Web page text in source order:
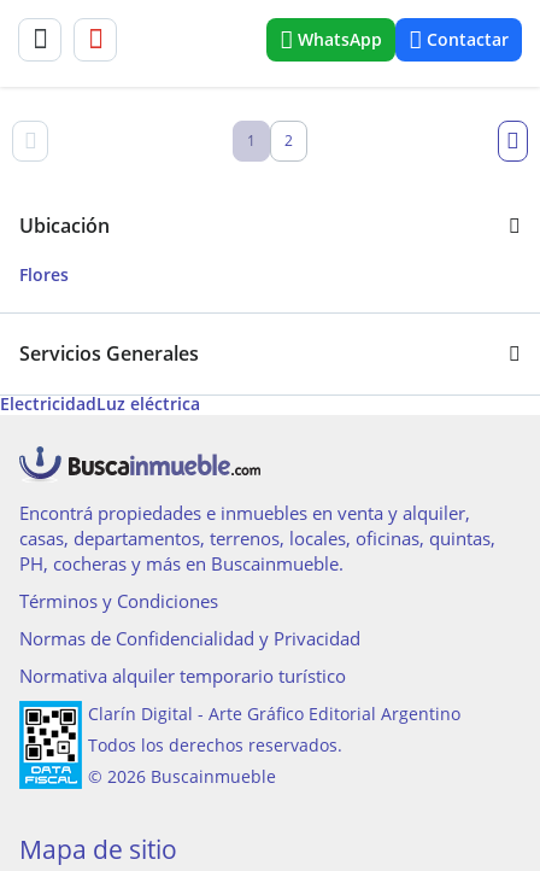
WhatsApp Contactar
1 2
Ubicación
Flores
Servicios Generales
ElectricidadLuz eléctrica
Encontrá propiedades e inmuebles en venta y alquiler,
casas, departamentos, terrenos, locales, oficinas, quintas,
PH, cocheras y más en Buscainmueble.
Términos y Condiciones
Normas de Confidencialidad y Privacidad
Normativa alquiler temporario turístico
Clarín Digital - Arte Gráfico Editorial Argentino
Todos los derechos reservados.
© 2026 Buscainmueble
Mapa de sitio